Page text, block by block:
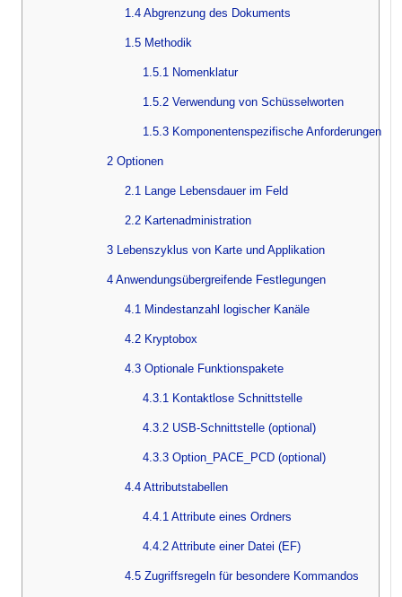
1.4 Abgrenzung des Dokuments
1.5 Methodik
1.5.1 Nomenklatur
1.5.2 Verwendung von Schüsselworten
1.5.3 Komponentenspezifische Anforderungen
2 Optionen
2.1 Lange Lebensdauer im Feld
2.2 Kartenadministration
3 Lebenszyklus von Karte und Applikation
4 Anwendungsübergreifende Festlegungen
4.1 Mindestanzahl logischer Kanäle
4.2 Kryptobox
4.3 Optionale Funktionspakete
4.3.1 Kontaktlose Schnittstelle
4.3.2 USB-Schnittstelle (optional)
4.3.3 Option_PACE_PCD (optional)
4.4 Attributstabellen
4.4.1 Attribute eines Ordners
4.4.2 Attribute einer Datei (EF)
4.5 Zugriffsregeln für besondere Kommandos